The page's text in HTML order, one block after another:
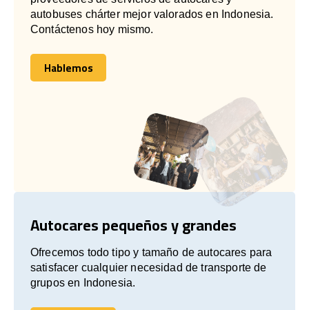
autobuses chárter mejor valorados en Indonesia.
Contáctenos hoy mismo.
Hablemos
Hablemos
Autocares pequeños y grandes
Ofrecemos todo tipo y tamaño de autocares para
satisfacer cualquier necesidad de transporte de
grupos en Indonesia.